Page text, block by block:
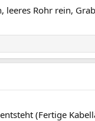
Rohr rein,
(Fertige